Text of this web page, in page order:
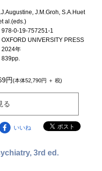
J.M.Groh, S.A.Huet
al.(eds.)
978-0-19-757251-1
OXFORD UNIVERSITY PRESS
2024年
839pp.
円(本体52,790円 ＋ 税)
る
いいね
3rd ed.